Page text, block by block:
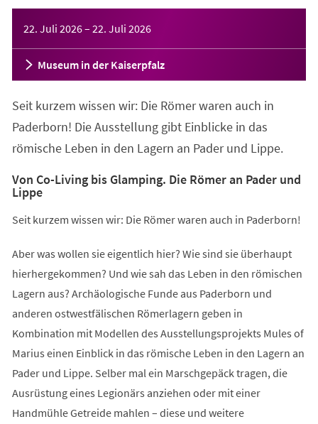
22. Juli 2026– 22. Juli 2026
Museum in der Kaiserpfalz
Seit kurzem wissen wir: Die Römer waren auch in
Paderborn! Die Ausstellung gibt Einblicke in das
römische Leben in den Lagern an Pader und Lippe.
Von Co-Living bis Glamping. Die Römer an Pader und
Lippe
Seit kurzem wissen wir: Die Römer waren auch in Paderborn!
Aber was wollen sie eigentlich hier? Wie sind sie überhaupt
hierhergekommen? Und wie sah das Leben in den römischen
Lagern aus? Archäologische Funde aus Paderborn und
anderen ostwestfälischen Römerlagern geben in
Kombination mit Modellen des Ausstellungsprojekts Mules of
Marius einen Einblick in das römische Leben in den Lagern an
Pader und Lippe. Selber mal ein Marschgepäck tragen, die
Ausrüstung eines Legionärs anziehen oder mit einer
Handmühle Getreide mahlen – diese und weitere